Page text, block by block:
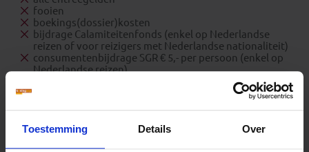
Toestemming Details Over
fooien
boekings(dossier)kosten
bijdrage Calamiteitenfonds (enkel op Nederlandse
reizen of voor reizigers met Nederlandse nationaliteit)
consumentenbijdrage SGR € 5,- per persoon (enkel op
Nederlandse reizen)
Reizen: de feiten op een rij